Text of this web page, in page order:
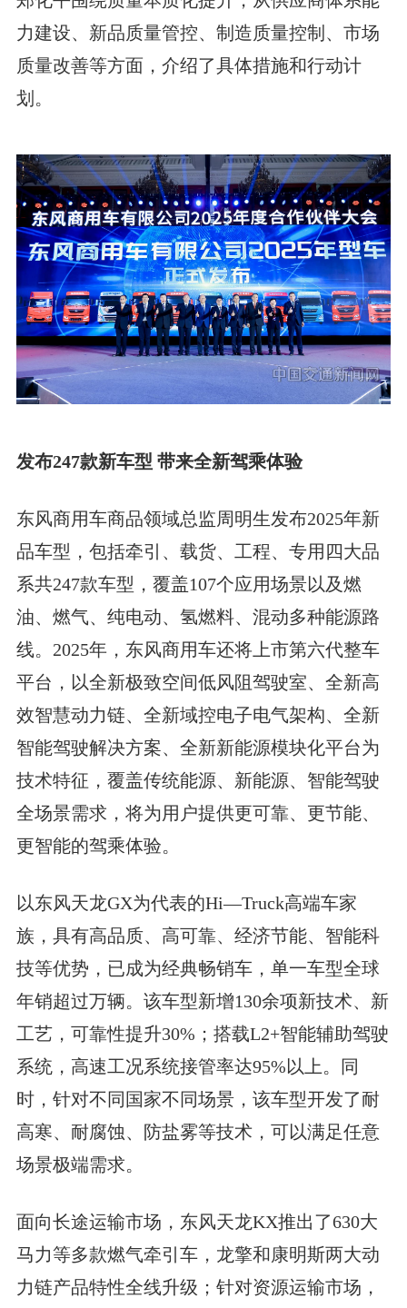
力建设、新品质量管控、制造质量控制、市场
质量改善等方面，介绍了具体措施和行动计
划。
发布247款新车型 带来全新驾乘体验
东风商用车商品领域总监周明生发布2025年新
品车型，包括牵引、载货、工程、专用四大品
系共247款车型 ，覆盖107个应用场景以及燃
油、燃气、纯电动、氢燃料、混动多种能源路
线。2025年，东风商用车还将上市第六代整车
平台，以全新极致空间低风阻驾驶室、全新高
效智慧动力链、全新域控电子电气架构、全新
智能驾驶解决方案、全新新能源模块化平台为
技术特征，覆盖传统能源、新能源、智能驾驶
全场景需求，将为用户提供更可靠、更节能、
更智能的驾乘体验。
以东风天龙GX为代表的Hi—Truck高端车家
族，具有高品质、高可靠、经济节能、智能科
技等优势，已成为经典畅销车，单一车型全球
年销超过万辆。该车型新增130余项新技术、新
工艺，可靠性提升30%；搭载L2+智能辅助驾驶
系统，高速工况系统接管率达95%以上。同
时，针对不同国家不同场景，该车型开发了耐
高寒、耐腐蚀、防盐雾等技术，可以满足任意
场景极端需求。
面向长途运输市场，东风天龙KX推出了630大
马力等多款燃气牵引车，龙擎和康明斯两大动
力链产品特性全线升级；针对资源运输市场，